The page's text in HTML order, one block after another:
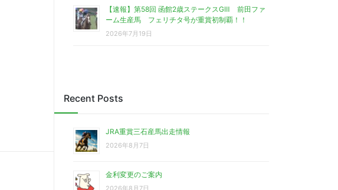
【速報】第58回 函館2歳ステークスGⅢ 前田ファ
ーム生産馬 フェリチタ号が重賞初制覇！！
2026年7月19日
Recent Posts
JRA重賞三石産馬出走情報
2026年8月7日
金利変更のご案内
2026年8月7日